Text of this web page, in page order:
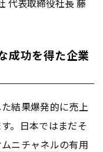
代表取締役社長 藤
成功を得た企業
結果爆発的に売上
。日本ではまだそ
ニチャネルの有用